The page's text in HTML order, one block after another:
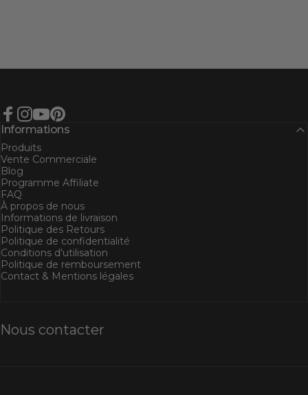
Facebook
Instagram
YouTube
Pinterest
Informations
Produits
Vente Commerciale
Blog
Programme Affiliate
FAQ
À propos de nous
Informations de livraison
Politique des Retours
Politique de confidentialité
Conditions d'utilisation
Politique de remboursement
Contact & Mentions légales
Nous contacter